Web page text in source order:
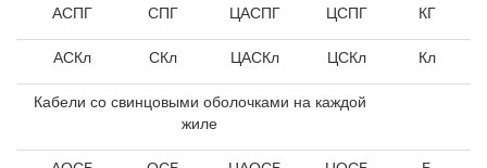
АСПГ СПГ ЦАСПГ ЦСПГ КГ
АСКл СКл ЦАСКл ЦСКл Кл
Кабели со свинцовыми оболочками на каждой
жиле